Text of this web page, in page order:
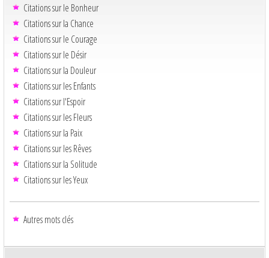
Citations sur le Bonheur
Citations sur la Chance
Citations sur le Courage
Citations sur le Désir
Citations sur la Douleur
Citations sur les Enfants
Citations sur l'Espoir
Citations sur les Fleurs
Citations sur la Paix
Citations sur les Rêves
Citations sur la Solitude
Citations sur les Yeux
Autres mots clés